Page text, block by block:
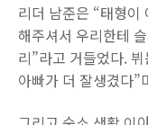
리더 남준은 “태형이
해주셔서 우리한테
리”라고 거들었다.
아빠가 더 잘생겼다”